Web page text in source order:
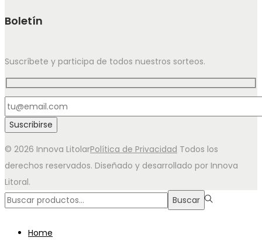
Boletín
Suscríbete y participa de todos nuestros sorteos.
© 2026 Innova LitolarPolítica de Privacidad Todos los
derechos reservados. Diseñado y desarrollado por Innova
Litoral.
Búsqueda
Buscar
Home